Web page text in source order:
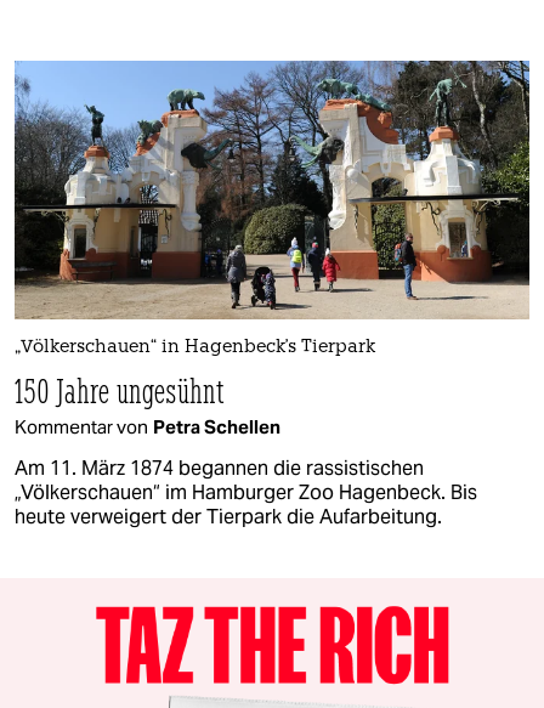
„Völkerschauen“ in Hagenbeck's Tierpark
150 Jahre ungesühnt
Kommentar von Petra Schellen
Am 11. März 1874 begannen die rassistischen
„Völkerschauen“ im Hamburger Zoo Hagenbeck. Bis
heute verweigert der Tierpark die Aufarbeitung.